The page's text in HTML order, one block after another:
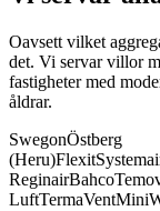
Oavsett vilket
det. Vi servar villor
fastigheter med
åldrar.
SwegonÖstberg
(Heru)Flexit
ReginairBahco
LuftTermaVent